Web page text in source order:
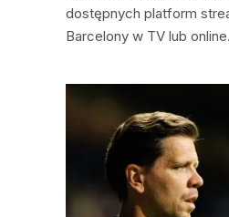
dostępnych platform
Barcelony w TV lub online.